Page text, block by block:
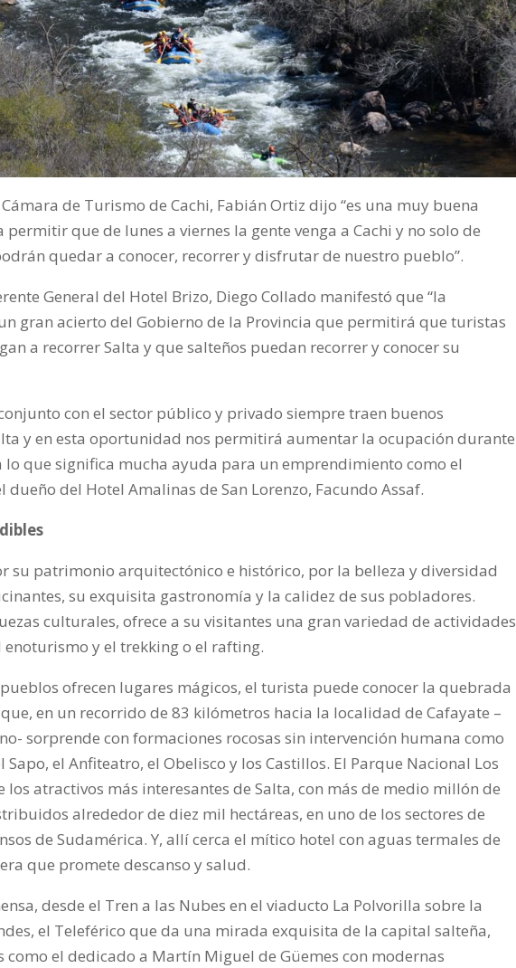
de Turismo de Cachi, Fabián Ortiz dijo “es una muy buena
que de lunes a viernes la gente venga a Cachi y no solo de
quedar a conocer, recorrer y disfrutar de nuestro pueblo”.
General del Hotel Brizo, Diego Collado manifestó que “la
gran acierto del Gobierno de la Provincia que permitirá que turistas
a recorrer Salta y que salteños puedan recorrer y conocer su
con el sector público y privado siempre traen buenos
y en esta oportunidad nos permitirá aumentar la ocupación durante
lo que significa mucha ayuda para un emprendimiento como el
dueño del Hotel Amalinas de San Lorenzo, Facundo Assaf.
su patrimonio arquitectónico e histórico, por la belleza y diversidad
su exquisita gastronomía y la calidez de sus pobladores.
culturales, ofrece a su visitantes una gran variedad de actividades
y el trekking o el rafting.
ofrecen lugares mágicos, el turista puede conocer la quebrada
que, en un recorrido de 83 kilómetros hacia la localidad de Cafayate –
sorprende con formaciones rocosas sin intervención humana como
el Anfiteatro, el Obelisco y los Castillos. El Parque Nacional Los
los atractivos más interesantes de Salta, con más de medio millón de
alrededor de diez mil hectáreas, en uno de los sectores de
de Sudamérica. Y, allí cerca el mítico hotel con aguas termales de
que promete descanso y salud.
desde el Tren a las Nubes en el viaducto La Polvorilla sobre la
el Teleférico que da una mirada exquisita de la capital salteña,
como el dedicado a Martín Miguel de Güemes con modernas